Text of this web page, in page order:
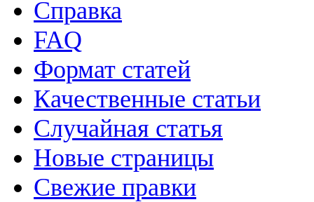
Справка
FAQ
Формат статей
Качественные статьи
Случайная статья
Новые страницы
Свежие правки